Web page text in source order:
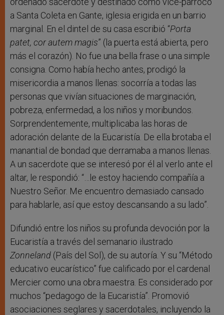
a Santa Coleta en Gante, iglesia erigida en un barrio
marginal. En el dintel de su casa escribió “Porta
patet, cor autem magis” (la puerta está abierta, pero
más el corazón). No fue una bella frase o una simple
consigna. Como había hecho antes, prodigó la
misericordia a manos llenas: socorría a todas las
personas que vivían situaciones de marginación,
pobreza, enfermedad, a los niños y moribundos.
Sorprendentemente, multiplicaba las horas de
adoración delante de la Eucaristía. De ella brotaba el
manantial de bondad que derramaba a manos llenas.
A un sacerdote que se interesó por él al verlo ante el
altar, le respondió: “…le estoy haciendo compañía a
Nuestro Señor. Me encuentro demasiado cansado
para hablarle, así que estoy descansando a su lado”.
Difundió entre los niños su profunda devoción por la
Eucaristía a través del semanario ilustrado
Zonneland (País del Sol), de su autoría. Y su “Método
educativo eucarístico” fue calificado por el cardenal
Mercier como una obra maestra. Es considerado por
muchos “pedagogo de la Eucaristía”. Promovió
asociaciones seglares y sacerdotales, incluyendo la